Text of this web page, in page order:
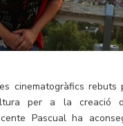
cinematogràfics rebuts
per a la creació
Pascual ha